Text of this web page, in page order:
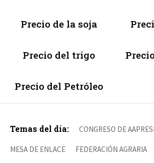
Precio de la soja
Precio del trigo
Precio del Petróleo
Temas del día: CONGRESO DE
MESA DE ENLACE FEDERACIÓN AGRARIA